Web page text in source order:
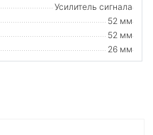
Усилитель сигнала
52 мм
52 мм
26 мм